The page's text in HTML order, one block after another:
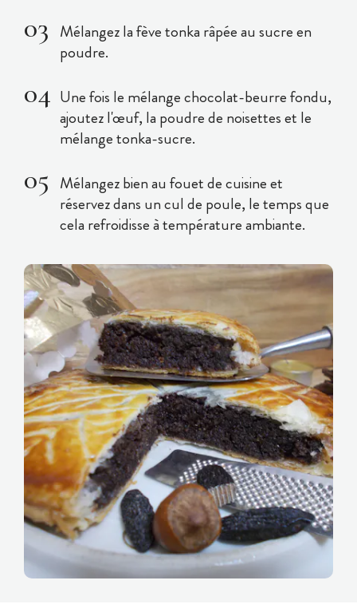
Mélangez la fève tonka râpée au sucre en
poudre.
Une fois le mélange chocolat-beurre fondu,
ajoutez l'œuf, la poudre de noisettes et le
mélange tonka-sucre.
Mélangez bien au fouet de cuisine et
réservez dans un cul de poule, le temps que
cela refroidisse à température ambiante.